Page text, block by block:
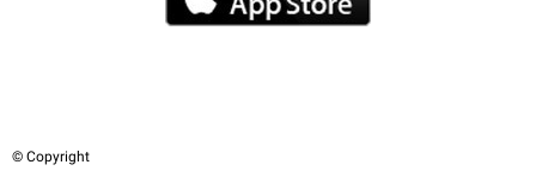
© Copyright